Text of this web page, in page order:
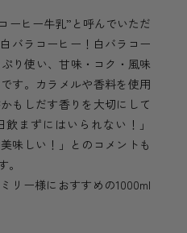
ーヒー牛乳”と呼んでいただ
バラコーヒー！白バラコー
り使い、甘味・コク・風味
す。カラメルや香料を使用
もしだす香りを大切にして
まずにはいられない！」
味しい！」とのコメントも
リー様におすすめの1000ml